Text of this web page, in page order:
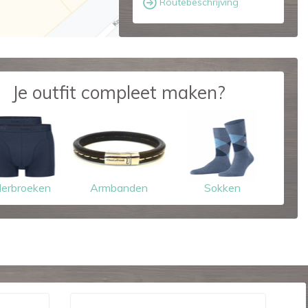
Je outfit compleet maken?
Armbanden Sokken